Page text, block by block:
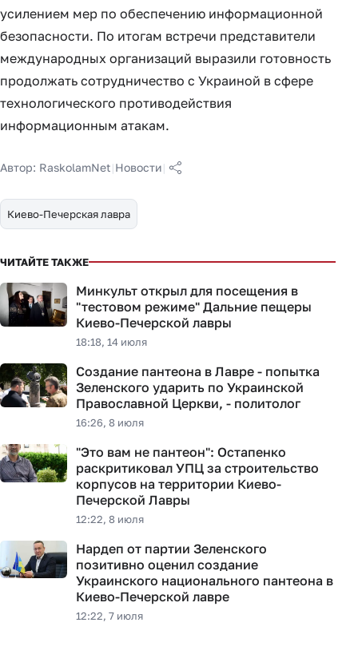
усилением мер по обеспечению информационной
безопасности. По итогам встречи представители
международных организаций выразили готовность
продолжать сотрудничество с Украиной в сфере
технологического противодействия
информационным атакам.
Автор: RaskolamNet|Новости|
Киево-Печерская лавра
ЧИТАЙТЕ ТАКЖЕ
Минкульт открыл для посещения в
"тестовом режиме" Дальние пещеры
Киево-Печерской лавры
18:18, 14 июля
Создание пантеона в Лавре - попытка
Зеленского ударить по Украинской
Православной Церкви, - политолог
16:26, 8 июля
"Это вам не пантеон": Остапенко
раскритиковал УПЦ за строительство
корпусов на территории Киево-
Печерской Лавры
12:22, 8 июля
Нардеп от партии Зеленского
позитивно оценил создание
Украинского национального пантеона в
Киево-Печерской лавре
12:22, 7 июля